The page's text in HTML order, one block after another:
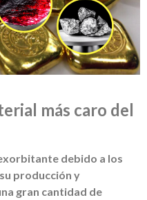
más caro del
debido a los
producción y
gran cantidad de